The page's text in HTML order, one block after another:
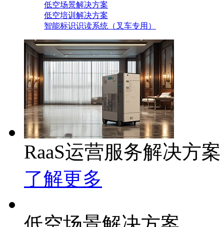
低空场景解决方案
低空培训解决方案
智能标识识读系统（叉车专用）
RaaS运营服务解决方案
了解更多